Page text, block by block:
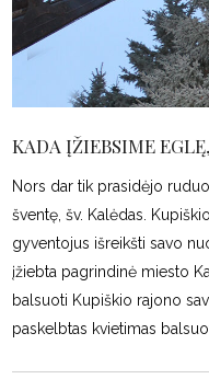
KADA ĮŽIEBSIME
Nors dar tik prasidėjo
šventę, šv. Kalėdas.
gyventojus išreikšti savo
įžiebta pagrindinė miesto
balsuoti Kupiškio rajono
paskelbtas kvietimas